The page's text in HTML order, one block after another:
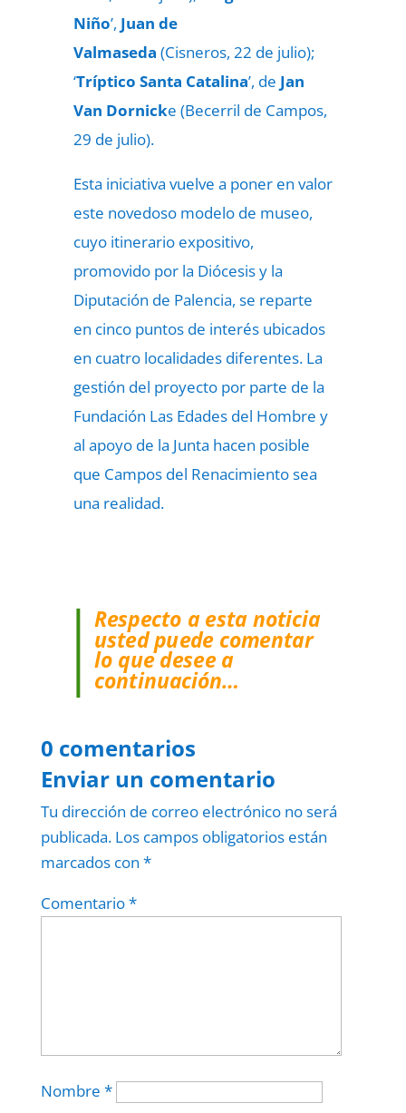
Niño’, Juan de
Valmaseda (Cisneros, 22 de julio);
‘Tríptico Santa Catalina’, de Jan
Van Dornicke (Becerril de Campos,
29 de julio).
Esta iniciativa vuelve a poner en valor
este novedoso modelo de museo,
cuyo itinerario expositivo,
promovido por la Diócesis y la
Diputación de Palencia, se reparte
en cinco puntos de interés ubicados
en cuatro localidades diferentes. La
gestión del proyecto por parte de la
Fundación Las Edades del Hombre y
al apoyo de la Junta hacen posible
que Campos del Renacimiento sea
una realidad.
Respecto a esta noticia
usted puede comentar
lo que desee a
continuación…
0 comentarios
Enviar un comentario
Tu dirección de correo electrónico no será
publicada. Los campos obligatorios están
marcados con *
Comentario*
Nombre *